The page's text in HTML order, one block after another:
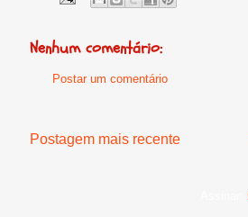
Nenhum comentário:
Postar um comentário
Postagem mais recente